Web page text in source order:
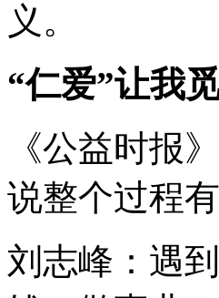
义。
“仁爱”让我
《公益时报
说整个过程
刘志峰：遇